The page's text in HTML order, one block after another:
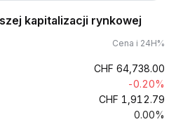
kapitalizacji rynkowej
Cena i 24H%
CHF 64,738.00
-0.20%
CHF 1,912.79
0.00%